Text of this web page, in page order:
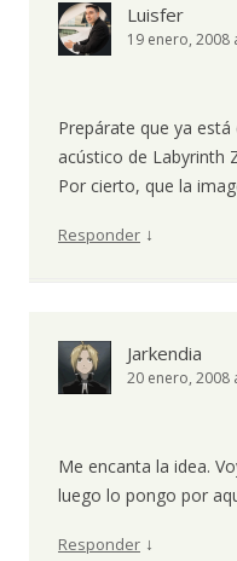
Luisfer
19 enero, 2008
Prepárate que ya
acústico de Labyrinth
Por cierto, que la
Responder ↓
Jarkendia
20 enero, 2008
Me encanta la idea.
luego lo pongo por
Responder ↓